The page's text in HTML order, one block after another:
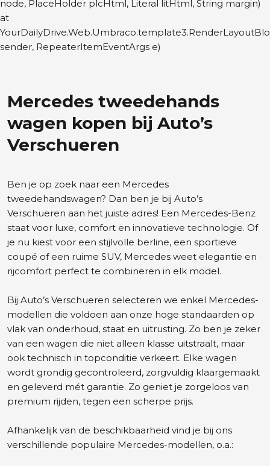
node, PlaceHolder plcHtml, Literal litHtml, String margin)
at
sender, RepeaterItemEventArgs e)
Mercedes tweedehands
wagen kopen bij Auto’s
Verschueren
Ben je op zoek naar een Mercedes
tweedehandswagen? Dan ben je bij Auto’s
Verschueren aan het juiste adres! Een Mercedes-Benz
staat voor luxe, comfort en innovatieve technologie. Of
je nu kiest voor een stijlvolle berline, een sportieve
coupé of een ruime SUV, Mercedes weet elegantie en
rijcomfort perfect te combineren in elk model.
Bij Auto’s Verschueren selecteren we enkel Mercedes-
modellen die voldoen aan onze hoge standaarden op
vlak van onderhoud, staat en uitrusting. Zo ben je zeker
van een wagen die niet alleen klasse uitstraalt, maar
ook technisch in topconditie verkeert. Elke wagen
wordt grondig gecontroleerd, zorgvuldig klaargemaakt
en geleverd mét garantie. Zo geniet je zorgeloos van
premium rijden, tegen een scherpe prijs.
Afhankelijk van de beschikbaarheid vind je bij ons
verschillende populaire Mercedes-modellen, o.a.: